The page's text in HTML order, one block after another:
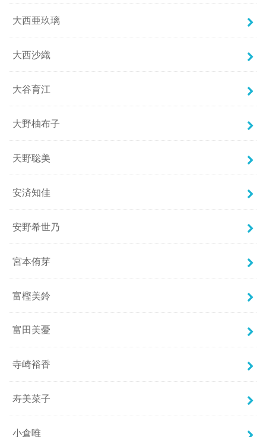
大西亜玖璃
大西沙織
大谷育江
大野柚布子
天野聡美
安済知佳
安野希世乃
宮本侑芽
富樫美鈴
富田美憂
寺崎裕香
寿美菜子
小倉唯